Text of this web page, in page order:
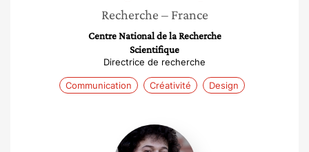
Recherche – France
Centre National de la Recherche
Scientifique
Directrice de recherche
Communication Créativité Design
Audrey
Mikaëlian